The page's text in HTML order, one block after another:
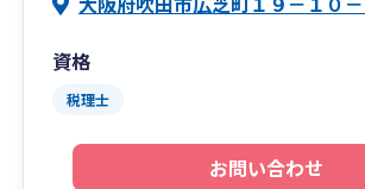
資格
税理士
お問い合わせ